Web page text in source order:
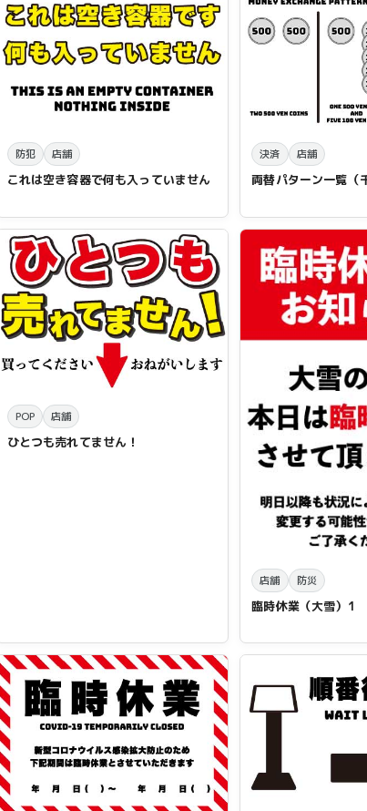
防犯 店舗
これは空き容器で何も入っていません
決済 店舗
両替パターン一覧（
POP 店舗
ひとつも売れてません！
店舗 防災
臨時休業（大雪）1